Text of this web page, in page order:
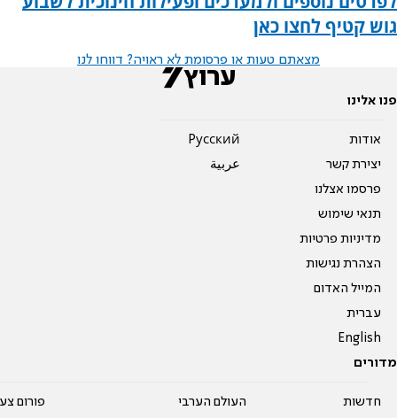
גוש קטיף לחצו כאן
מצאתם טעות או פרסומת לא ראויה? דווחו לנו
פנו אלינו
אודות
יצירת קשר
פרסמו אצלנו
תנאי שימוש
מדיניות פרטיות
הצהרת נגישות
המייל האדום
עברית
English
Pусский
عربية
מדורים
חדשות העולם הערבי פורום